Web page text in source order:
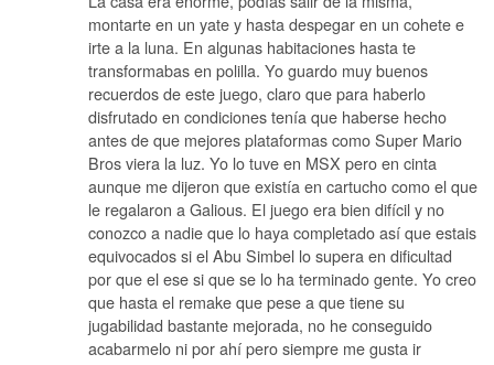
montarte en un yate y hasta despegar en un cohete e
irte a la luna. En algunas habitaciones hasta te
transformabas en polilla. Yo guardo muy buenos
recuerdos de este juego, claro que para haberlo
disfrutado en condiciones tenía que haberse hecho
antes de que mejores plataformas como Super Mario
Bros viera la luz. Yo lo tuve en MSX pero en cinta
aunque me dijeron que existía en cartucho como el que
le regalaron a Galious. El juego era bien difícil y no
conozco a nadie que lo haya completado así que estais
equivocados si el Abu Simbel lo supera en dificultad
por que el ese si que se lo ha terminado gente. Yo creo
que hasta el remake que pese a que tiene su
jugabilidad bastante mejorada, no he conseguido
acabarmelo ni por ahí pero siempre me gusta ir